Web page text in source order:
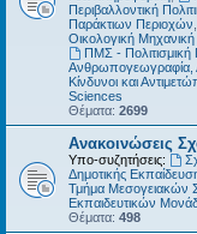
Περιβαλλοντική
Παράκτιων Περιοχών
Οικολογική
ΠΜΣ - Πολιτισμική
Ανθρωπογεωγραφία,
Κίνδυνοι και
Sciences
Θέματα: 2699
Ανακοινώσεις
Υπο-συζητήσεις:
Δημοτικής
Τμήμα Μεσογειακών
Εκπαιδευτικών
Θέματα: 498